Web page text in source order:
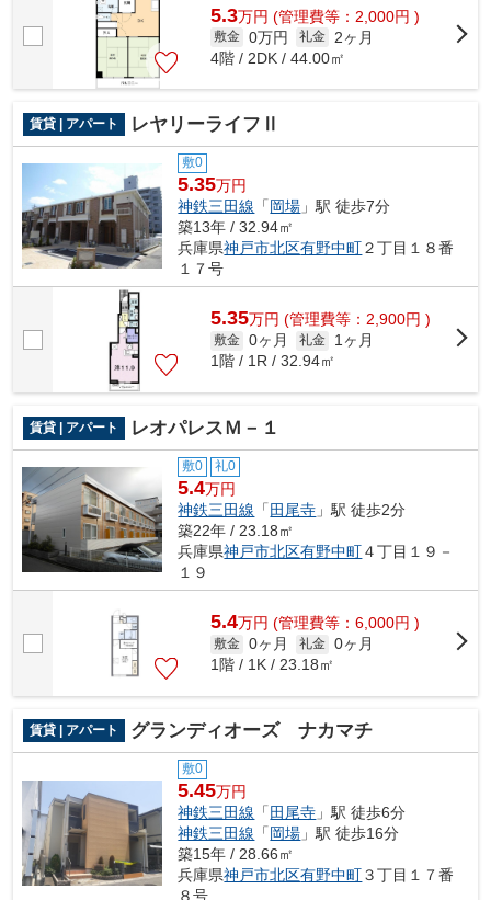
5.3万円 (管理費等：2,000円 )
敷金 0万円 礼金
2ヶ月
4階 / 2DK / 44.00㎡
賃貸 | アパート レヤリーライフⅡ
敷0
5.35万円
神鉄三田線 「岡場 」駅 徒歩7分
築13年 / 32.94㎡
兵庫県神戸市北区有野中町２丁目１８番
１７号
5.35万円 (管理費等：2,900円 )
敷金 0ヶ月 礼金
1ヶ月
1階 / 1R / 32.94㎡
賃貸 | アパート レオパレスＭ－１
敷0 礼0
5.4万円
神鉄三田線 「田尾寺 」駅 徒歩2分
築22年 / 23.18㎡
兵庫県神戸市北区有野中町４丁目１９－
１９
5.4万円 (管理費等：6,000円 )
敷金 0ヶ月 礼金 0ヶ月
1階 / 1K / 23.18㎡
賃貸 | アパート グランディオーズ ナカマチ
敷0
5.45万円
神鉄三田線 「 田尾寺 」駅 徒歩6分
神鉄三田線 「岡場 」駅 徒歩16分
築15年 / 28.66㎡
兵庫県神戸市北区有野中町３丁目１７番
８号